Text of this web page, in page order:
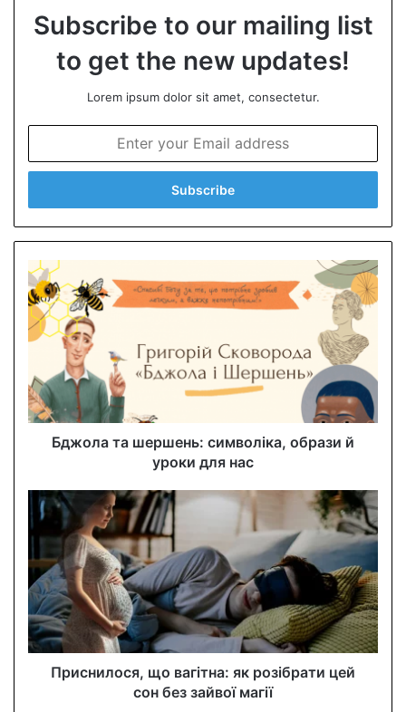
Subscribe to our mailing list
to get the new updates!
Lorem ipsum dolor sit amet, consectetur.
t
r
y
u
r
E
m
a
l
a
d
Бджола та шершень: символіка, образи й
уроки для нас
Приснилося, що вагітна: як розібрати цей
сон без зайвої магії